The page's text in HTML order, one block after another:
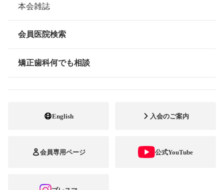
本会の歴史
情報公開
矯正歯科治療について
本会雑誌
会員医院検索
矯正歯科何でも相談
English 入会のご案内
会員専用ページ 公式YouTube
経験豊富な「矯正歯科専門開業医」がお
すすめです。
という選択肢があります。
っているところがあるように、矯正歯科治療が専門のとこ
ろもあります。なかには、一人の歯科医が一般歯科と矯正
門開業医は、豊富な臨床経験をもっているという点で信頼